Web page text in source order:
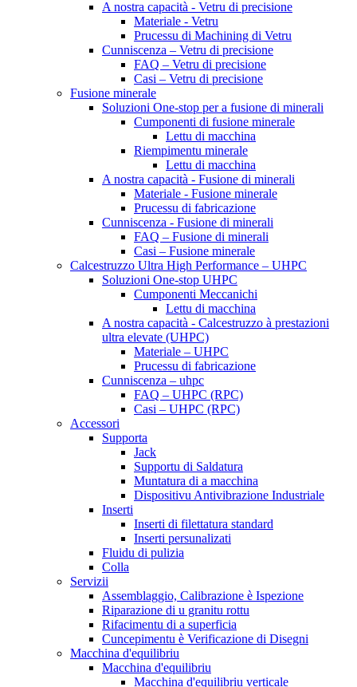
A nostra capacità - Vetru di precisione
Materiale - Vetru
Prucessu di Machining di Vetru
Cunniscenza – Vetru di precisione
FAQ – Vetru di precisione
Casi – Vetru di precisione
Fusione minerale
Soluzioni One-stop per a fusione di minerali
Cumponenti di fusione minerale
Lettu di macchina
Riempimentu minerale
Lettu di macchina
A nostra capacità - Fusione di minerali
Materiale - Fusione minerale
Prucessu di fabricazione
Cunniscenza - Fusione di minerali
FAQ – Fusione di minerali
Casi – Fusione minerale
Calcestruzzo Ultra High Performance – UHPC
Soluzioni One-stop UHPC
Cumponenti Meccanichi
Lettu di macchina
A nostra capacità - Calcestruzzo à prestazioni
ultra elevate (UHPC)
Materiale – UHPC
Prucessu di fabricazione
Cunniscenza – uhpc
FAQ – UHPC (RPC)
Casi – UHPC (RPC)
Accessori
Supporta
Jack
Supportu di Saldatura
Muntatura di a macchina
Dispositivu Antivibrazione Industriale
Inserti
Inserti di filettatura standard
Inserti persunalizati
Fluidu di pulizia
Colla
Servizii
Assemblaggio, Calibrazione è Ispezione
Riparazione di u granitu rottu
Rifacimentu di a superficia
Cuncepimentu è Verificazione di Disegni
Macchina d'equilibriu
Macchina d'equilibriu
Macchina d'equilibriu verticale